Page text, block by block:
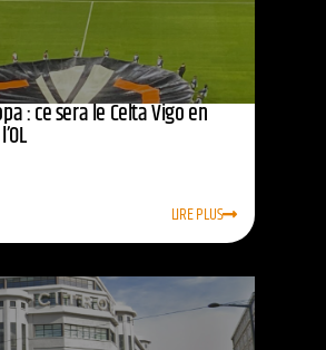
: ce sera le Celta Vigo en
LIRE PLUS